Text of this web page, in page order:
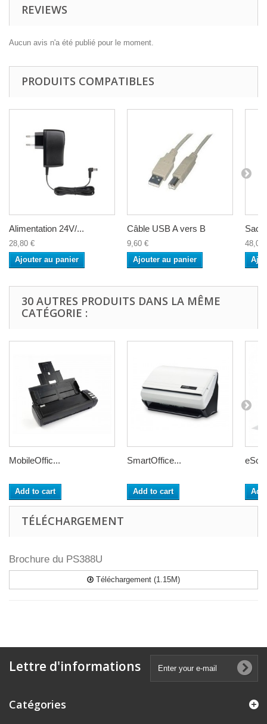
REVIEWS
Aucun avis n'a été publié pour le moment.
PRODUITS COMPATIBLES
Alimentation 24V/...
28,80 €
Ajouter au panier
Câble USB A vers B
9,60 €
Ajouter au panier
48,00
30 AUTRES PRODUITS DANS LA MÊME
CATÉGORIE :
MobileOffic...
Add to cart
SmartOffice...
Add to cart
TÉLÉCHARGEMENT
Brochure du PS388U
Téléchargement (1.15M)
Lettre d'informations
Catégories